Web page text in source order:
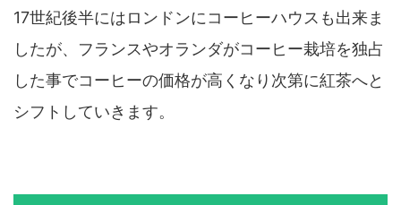
17世紀後半にはロンドンにコーヒーハウスも出来ま
したが、フランスやオランダがコーヒー栽培を独占
した事でコーヒーの価格が高くなり次第に紅茶へと
シフトしていきます。